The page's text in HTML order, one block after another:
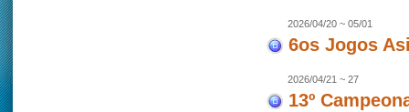
2026/04/20 ~ 05/01
6os Jogos
2026/04/21 ~ 27
13º